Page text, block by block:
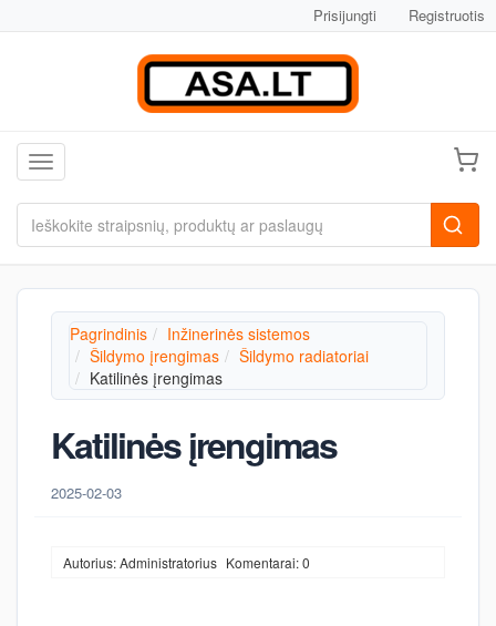
Prisijungti Registruotis
Toggle navigation
Pagrindinis
Inžinerinės sistemos
Šildymo įrengimas
Šildymo radiatoriai
Katilinės įrengimas
Katilinės įrengimas
2025-02-03
Autorius: Administratorius Komentarai: 0